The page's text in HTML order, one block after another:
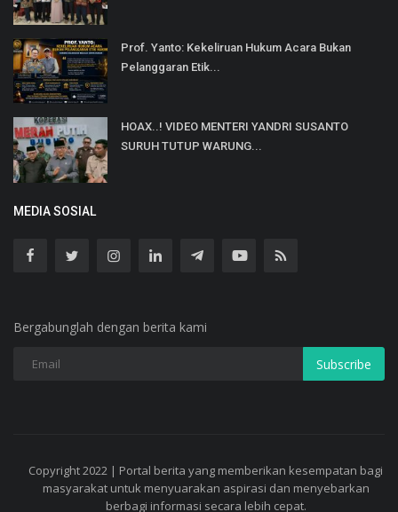
Prof. Yanto: Kekeliruan Hukum Acara Bukan
Pelanggaran Etik...
HOAX..! VIDEO MENTERI YANDRI SUSANTO
SURUH TUTUP WARUNG...
MEDIA SOSIAL
Bergabunglah dengan berita kami
Subscribe
Copyright 2022 | Portal berita yang memberikan kesempatan bagi
masyarakat untuk menyuarakan aspirasi dan menyebarkan
berbagi informasi secara lebih cepat.